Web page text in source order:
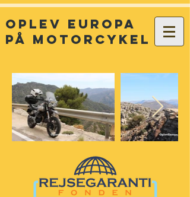
Oplev europa
på motorcykel